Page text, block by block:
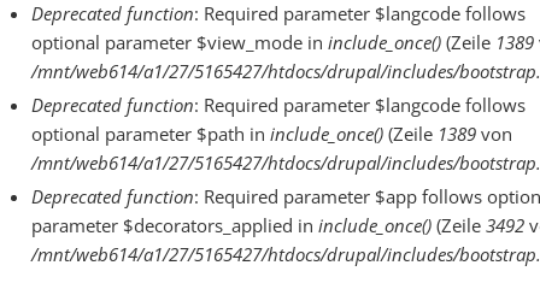
Deprecated function: Required parameter $langcode follows
optional parameter $view_mode in include_once()(Zeile 1389
/mnt/web614/a1/27/5165427/htdocs/drupal/includes/
Deprecated function: Required parameter $langcode follows
optional parameter $path in include_once()(Zeile 1389von
/mnt/web614/a1/27/5165427/htdocs/drupal/includes/
Deprecated function: Required parameter $app follows
parameter $decorators_applied in include_once()(Zeile 3492
/mnt/web614/a1/27/5165427/htdocs/drupal/includes/